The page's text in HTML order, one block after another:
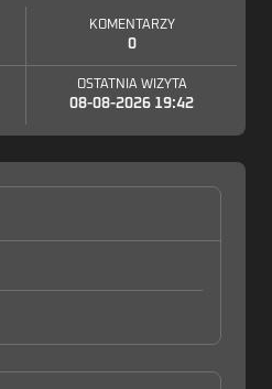
Artykuły
KOMENTARZY
0
OSTATNIA WIZYTA
08-08-2026 19:42